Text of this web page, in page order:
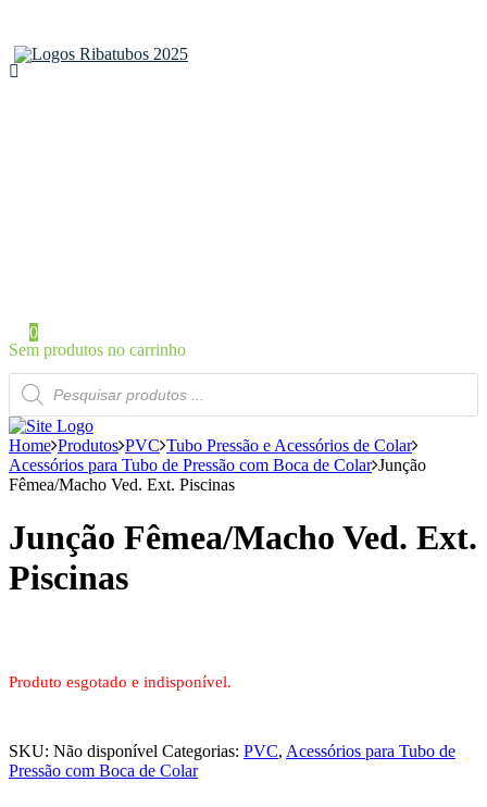
0
Sem produtos no carrinho
Products
search
Home Produtos PVC Tubo Pressão e Acessórios de Colar
Acessórios para Tubo de Pressão com Boca de Colar Junção
Fêmea/Macho Ved. Ext. Piscinas
Junção Fêmea/Macho Ved. Ext.
Piscinas
Produto esgotado e indisponível.
SKU: Não disponível Categorias: PVC, Acessórios para Tubo de
Pressão com Boca de Colar